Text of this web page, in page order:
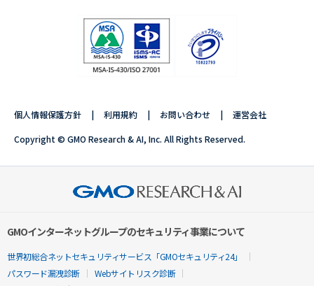
個人情報保護方針 利用規約 お問い合わせ 運営会社
Copyright © GMO Research & AI, Inc. All Rights Reserved.
GMOインターネットグループのセキュリティ事業について
世界初総合ネットセキュリティサービス「GMOセキュリティ24」
パスワード漏洩診断
Webサイトリスク診断